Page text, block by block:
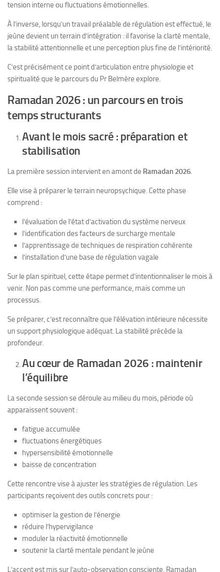
tension interne ou fluctuations émotionnelles.
À l’inverse, lorsqu’un travail préalable de régulation est effectué, le
jeûne devient un terrain d’intégration : il favorise la clarté mentale,
la stabilité attentionnelle et une perception plus fine de l’intériorité.
C’est précisément ce point d’articulation entre physiologie et
spiritualité que le parcours du Pr Belmère explore.
Ramadan 2026 : un parcours en trois
temps structurants
Avant le mois sacré : préparation et
stabilisation
La première session intervient en amont de Ramadan 2026.
Elle vise à préparer le terrain neuropsychique. Cette phase
comprend :
l’évaluation de l’état d’activation du système nerveux
l’identification des facteurs de surcharge mentale
l’apprentissage de techniques de respiration cohérente
l’installation d’une base de régulation vagale
Sur le plan spirituel, cette étape permet d’intentionnaliser le mois à
venir. Non pas comme une performance, mais comme un
processus.
Se préparer, c’est reconnaître que l’élévation intérieure nécessite
un support physiologique adéquat. La stabilité précède la
profondeur.
Au cœur de Ramadan 2026 : maintenir
l’équilibre
La seconde session se déroule au milieu du mois, période où
apparaissent souvent :
fatigue accumulée
fluctuations énergétiques
hypersensibilité émotionnelle
baisse de concentration
Cette rencontre vise à ajuster les stratégies de régulation. Les
participants reçoivent des outils concrets pour :
optimiser la gestion de l’énergie
réduire l’hypervigilance
moduler la réactivité émotionnelle
soutenir la clarté mentale pendant le jeûne
L’accent est mis sur l’auto-observation consciente. Ramadan